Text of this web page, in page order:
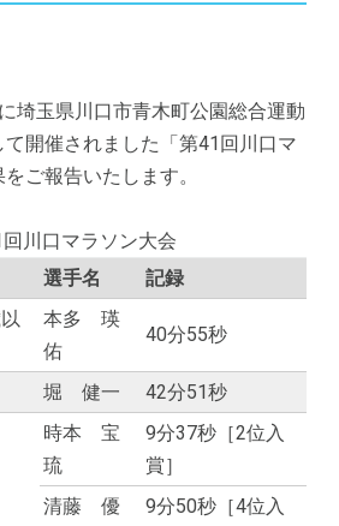
埼玉県川口市青木町公園総合運動
開催されました「第41回川口マ
ご報告いたします。
川口マラソン大会
選手名
記録
本多 瑛
佑
40分55秒
堀 健一 42分51秒
時本 宝
琉
9分37秒［2位入
賞］
清藤 優
9分50秒［4位入